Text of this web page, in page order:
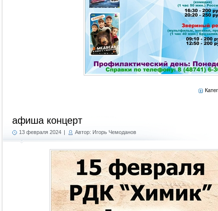
афиша концерт
13 февраля 2024 | Автор: Игорь Чемоданов